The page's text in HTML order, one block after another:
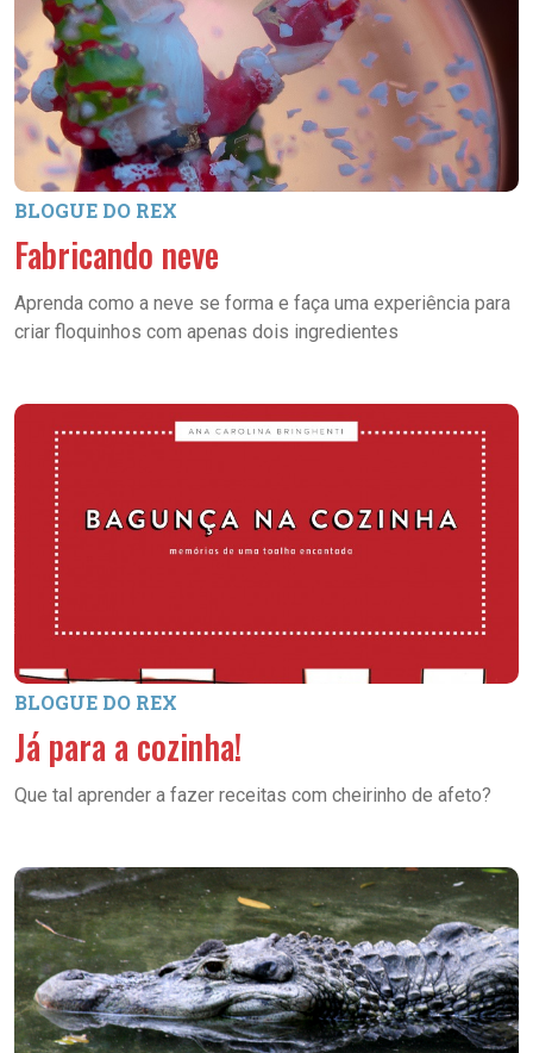
BLOGUE DO REX
Fabricando neve
Aprenda como a neve se forma e faça uma experiência para
criar floquinhos com apenas dois ingredientes
BLOGUE DO REX
Já para a cozinha!
Que tal aprender a fazer receitas com cheirinho de afeto?